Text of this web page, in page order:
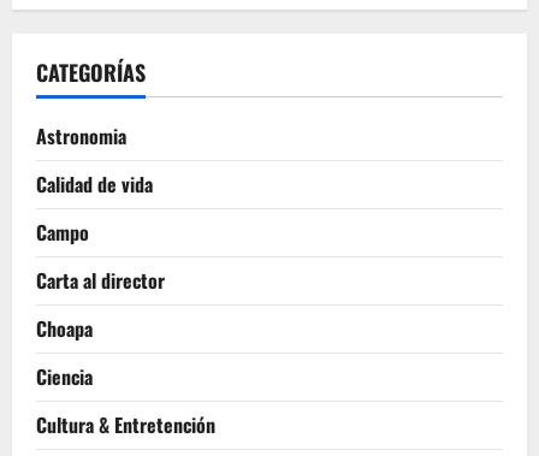
CATEGORÍAS
Astronomia
Calidad de vida
Campo
Carta al director
Choapa
Ciencia
Cultura & Entretención